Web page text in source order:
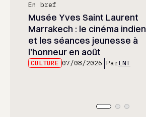
En bref
Musée Yves Saint Laurent
Marrakech : le cinéma indien
et les séances jeunesse à
l’honneur en août
CULTURE 07/08/2026 ParLNT